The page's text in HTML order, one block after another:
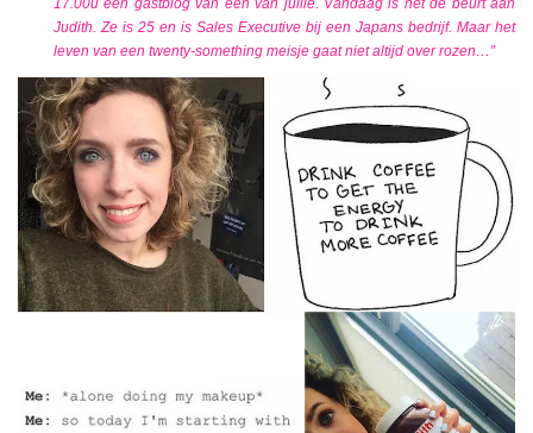
Judith . Ze is 25 en is Sales Executive bij een Japans bedrijf. Maar het
leven van een twenty-something meisje gaat niet altijd over rozen…”